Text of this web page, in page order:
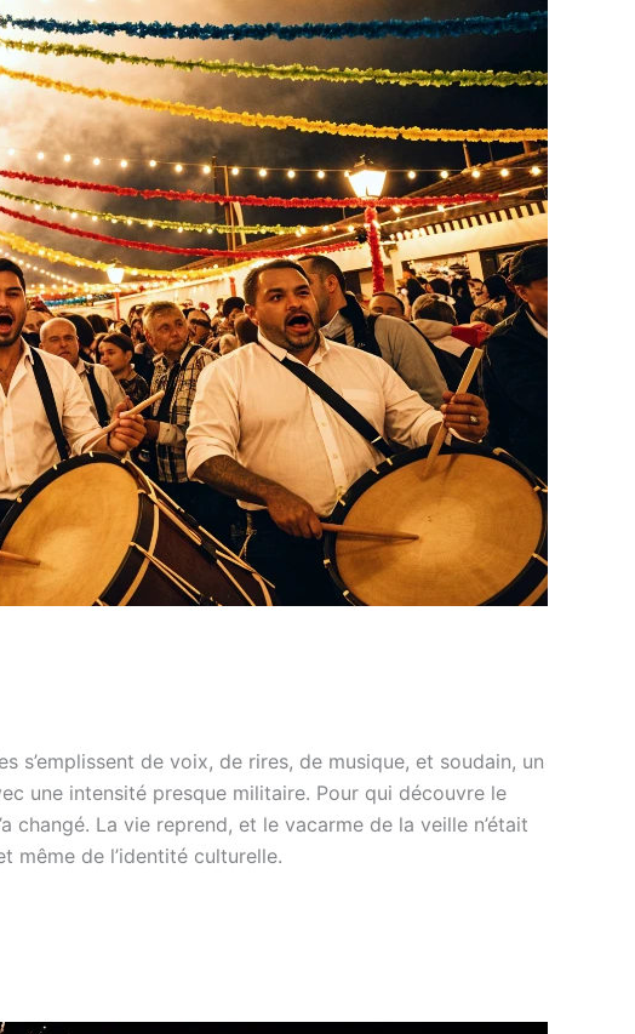
s’emplissent de voix, de rires, de musique, et soudain, un
une intensité presque militaire. Pour qui découvre le
changé. La vie reprend, et le vacarme de la veille n’était
même de l’identité culturelle.